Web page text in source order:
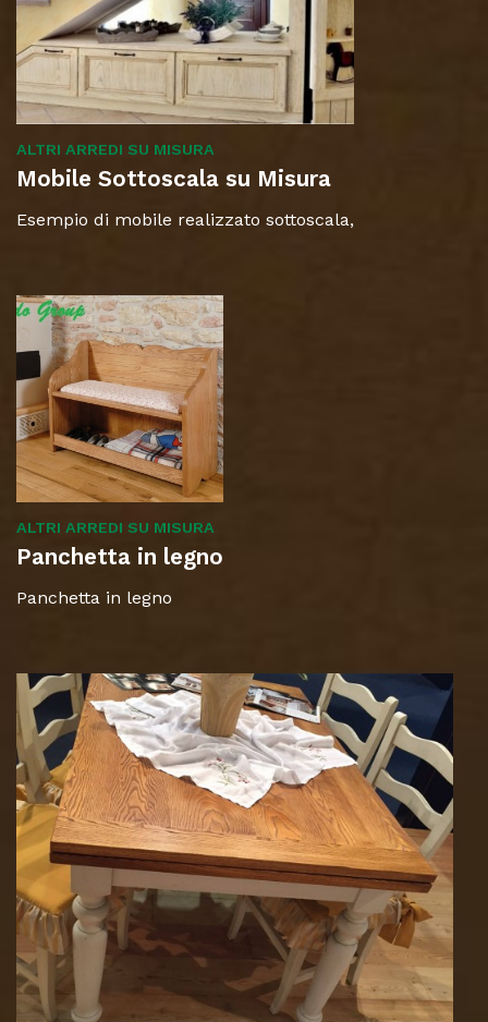
ALTRI ARREDI SU MISURA
Mobile Sottoscala su Misura
Esempio di mobile realizzato sottoscala,
ALTRI ARREDI SU MISURA
Panchetta in legno
Panchetta in legno